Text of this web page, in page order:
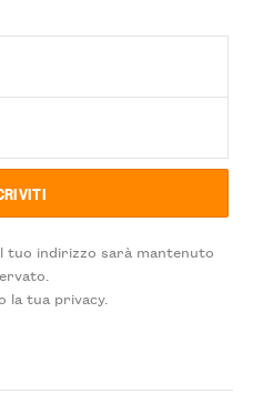
tuo indirizzo sarà mantenuto
la tua privacy.